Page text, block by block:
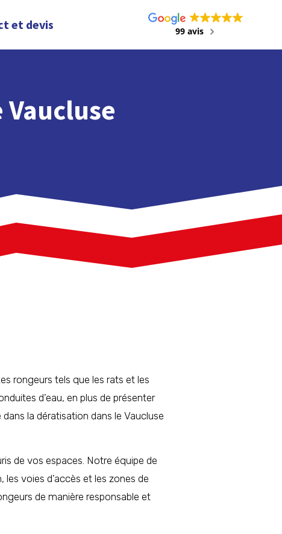
et devis 99 avis
rongeurs tels que les rats et les
d’eau, en plus de présenter
la dératisation dans le Vaucluse
de vos espaces. Notre équipe de
voies d’accès et les zones de
de manière responsable et